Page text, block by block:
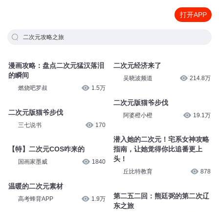
打开APP
二次元攻略之旅
漫画攻略：盘点二次元猛汉落泪
的瞬间
燃烧吧罗叔 1.5万
二次元版猫爷步伐
三七说书 170
【特】二次元COS咋来的
国画家墨威 1840
温暖的二次元素材
高考蜂背APP 1.9万
二次元经济来了
吴晓波频道 214.8万
二次元版猫爷步伐
阿婆橙小橙 19.1万
潜入她的二次元！宅系女神攻略
指南，让她觉得你比追番更上
头！
丘比特教育 878
第二五二回：熊廷弼的第二次辽
东之旅